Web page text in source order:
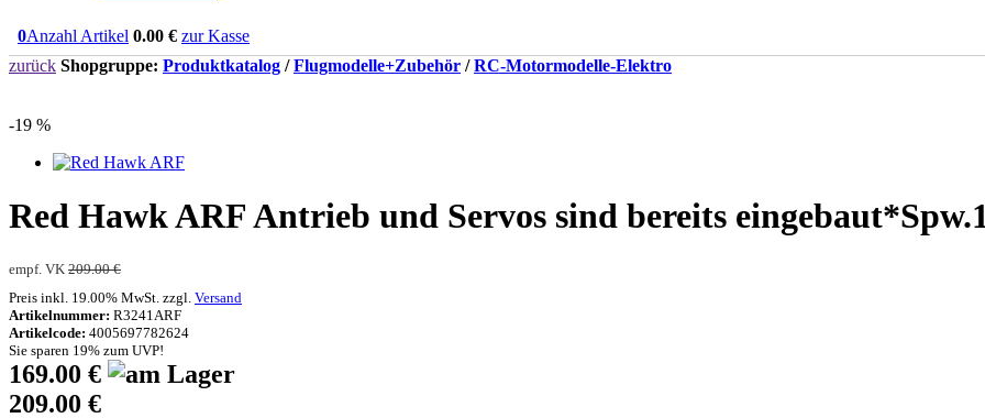
0Anzahl Artikel 0.00 € zur Kasse
zurück Shopgruppe: Produktkatalog /Flugmodelle+Zubehör /RC-Motormodelle-Elektro
-19 %
Red Hawk ARF Antrieb und Servos sind bereits
empf. VK 209.00 €
Preis inkl. 19.00% MwSt. zzgl. Versand
Artikelnummer: R3241ARF
Artikelcode: 4005697782624
Sie sparen 19% zum UVP!
169.00 €
209.00 €